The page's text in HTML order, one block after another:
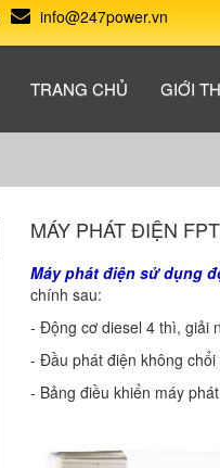
info@247power.vn
TRANG CHỦ GIỚI
MÁY PHÁT ĐIỆN FPT
Máy phát điện sử dụng
chính sau:
- Động cơ diesel 4 thì, giải
- Đầu phát điện không
- Bảng điều khiển máy